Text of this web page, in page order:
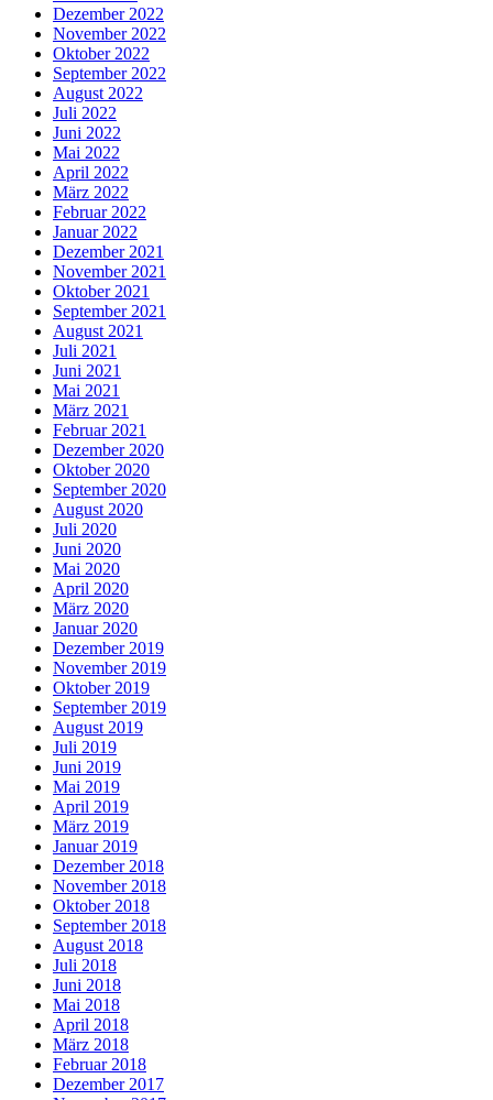
Dezember 2022
November 2022
Oktober 2022
September 2022
August 2022
Juli 2022
Juni 2022
Mai 2022
April 2022
März 2022
Februar 2022
Januar 2022
Dezember 2021
November 2021
Oktober 2021
September 2021
August 2021
Juli 2021
Juni 2021
Mai 2021
März 2021
Februar 2021
Dezember 2020
Oktober 2020
September 2020
August 2020
Juli 2020
Juni 2020
Mai 2020
April 2020
März 2020
Januar 2020
Dezember 2019
November 2019
Oktober 2019
September 2019
August 2019
Juli 2019
Juni 2019
Mai 2019
April 2019
März 2019
Januar 2019
Dezember 2018
November 2018
Oktober 2018
September 2018
August 2018
Juli 2018
Juni 2018
Mai 2018
April 2018
März 2018
Februar 2018
Dezember 2017